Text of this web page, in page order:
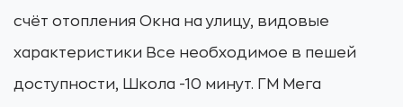
счёт отопления Окна на улицу, видовые
характеристики Все необходимое в пешей
доступности, Школа -10 минут. ГМ Мега